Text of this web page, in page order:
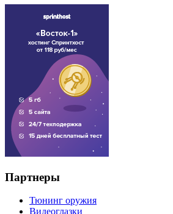
Партнеры
Тюнинг оружия
Видеоглазки